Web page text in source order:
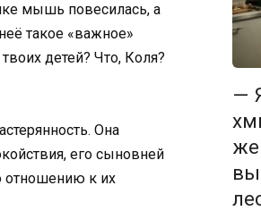
мышь повесилась, а
такое «важное»
детей? Что, Коля?
Она
его сыновней
отношению к их
—
же